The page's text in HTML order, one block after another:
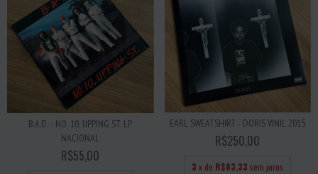
B.A.D. - NO. 10, UPPING ST. LP
NACIONAL
R$55,00
EARL SWEATSHIRT - DORIS VINIL 2015
R$250,00
3 x de R$83,33 sem juros